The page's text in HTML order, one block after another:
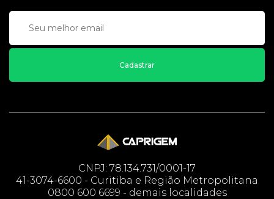
Cadastrar
CNPJ: 78.134.731/0001-17
41-3074-6600 - Curitiba e Região Metropolitana
0800 600 6699 - demais localidades